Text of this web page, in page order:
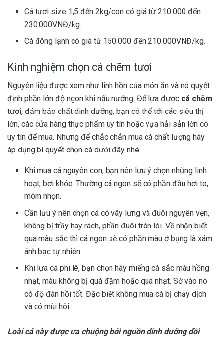
Cá tươi size 1,5 đến 2kg/con có giá từ 210.000 đến
230.000VNĐ/kg.
Cá đông lạnh có giá từ 150.000 đến 210.000VNĐ/kg.
Kinh nghiệm chọn cá chẽm tươi
Nguyên liệu được xem như linh hồn của món ăn và nó quyết
định phần lớn độ ngon khi nấu nướng. Để lựa được cá chẽm
tươi, đảm bảo chất dinh dưỡng, bạn có thể tới các siêu thị
lớn, các cửa hàng thực phẩm uy tín hoặc vựa hải sản lớn có
uy tín để mua. Nhưng để chắc chắn mua cá chất lượng hãy
áp dụng bí quyết chọn cá dưới đây nhé:
Khi mua cá nguyên con, bạn nên lưu ý chọn những linh
hoạt, bơi khỏe. Thường cá ngon sẽ có phần đầu hơi to,
mõm nhọn.
Cần lưu ý nên chọn cá có vây lưng và đuôi nguyên vẹn,
không bị trầy hay rách, phần đuôi tròn lòi. Về nhận biết
qua màu sắc thì cá ngon sẽ có phần màu ở bụng là xám
ánh bạc tự nhiên.
Khi lựa cá phi lê, bạn chọn hãy miếng cá sắc màu hồng
nhạt, màu không bị quá đậm hoặc quá nhạt. Sờ vào nó
có độ đàn hồi tốt. Đặc biệt không mua cá bị chảy dịch
và có mùi hôi.
Loài cá này được ưa chuộng bởi nguồn dinh dưỡng dồi